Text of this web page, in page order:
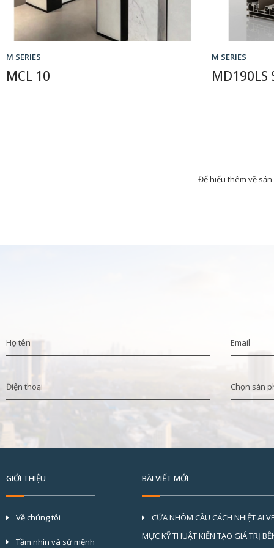
M SERIES
MCL 10
M SERIES
MD190LS
Để hiểu thêm về
GIỚI THIỆU
Về chúng tôi
Tầm nhìn và sứ mệnh
BÀI VIẾT MỚI
CỬA NHÔM CẦU CÁCH NHIỆT
MỰC KỸ THUẬT KIẾN TẠO GIÁ TRỊ